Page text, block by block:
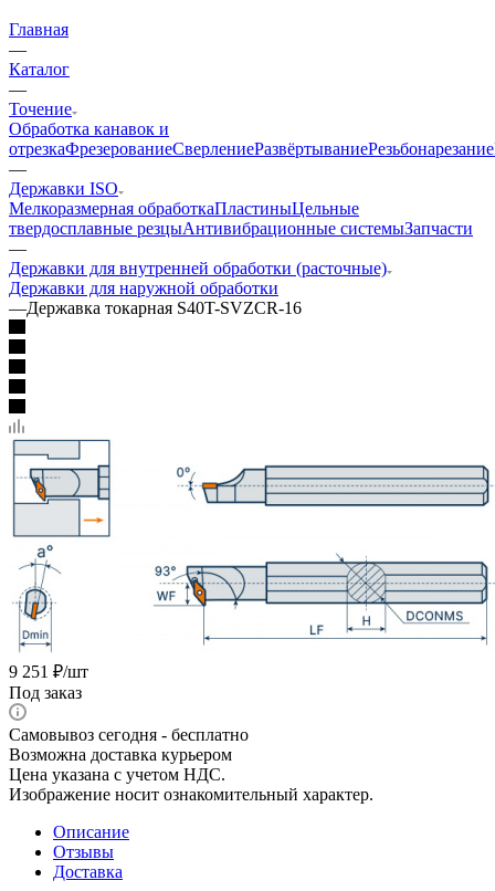
Главная
—
Каталог
—
Точение
Обработка канавок и
отрезкаФрезерованиеСверлениеРазвёртываниеРезьбонарезание
—
Державки ISO
Мелкоразмерная обработкаПластиныЦельные
твердосплавные резцыАнтивибрационные системыЗапчасти
—
Державки для внутренней обработки (расточные)
Державки для наружной обработки
—Державка токарная S40T-SVZCR-16
9 251 ₽/шт
Под заказ
Самовывоз сегодня - бесплатно
Возможна доставка курьером
Цена указана с учетом НДС.
Изображение носит ознакомительный характер.
Описание
Отзывы
Доставка